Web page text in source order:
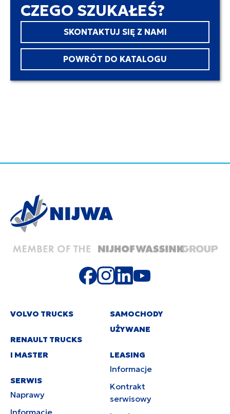
CZEGO SZUKAŁEŚ?
SKONTAKTUJ SIĘ Z NAMI
POWRÓT DO KATALOGU
VOLVO TRUCKS
RENAULT TRUCKS
I MASTER
SERWIS
Naprawy
SAMOCHODY
UŻYWANE
LEASING
Informacje
Kontrakt
serwisowy